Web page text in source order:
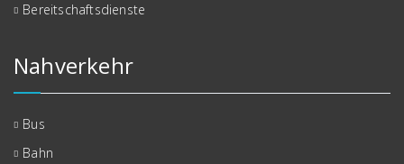
Bereitschaftsdienste
Nahverkehr
Bus
Bahn